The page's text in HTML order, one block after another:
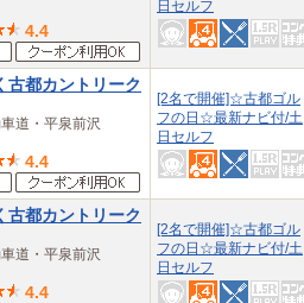
4.4
日セルフ
古都カントリーク
道・平泉前沢
4.4
[2名で開催]☆古都ゴル
フの日☆最新ナビ付/土
日セルフ
古都カントリーク
道・平泉前沢
4.4
[2名で開催]☆古都ゴル
フの日☆最新ナビ付/土
日セルフ